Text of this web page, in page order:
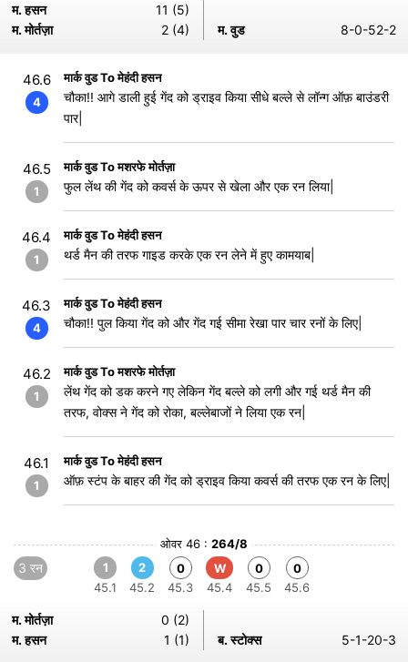
म. हसन
11 (5)
म. मोर्तज़ा
2 (4) म. वुड 8-0-52-2
46.6
4
मार्क वुड To मेहंदी हसन
चौका!! आगे डाली हुई गेंद को ड्राइव किया सीधे बल्ले से लॉन्ग ऑफ़ बाउंडरी
पार|
46.5
1
मार्क वुड To मशरफे मोर्तज़ा
फुल लेंथ की गेंद को कवर्स के ऊपर से खेला और एक रन लिया|
46.4
1
मार्क वुड To मेहंदी हसन
थर्ड मैन की तरफ गाइड करके एक रन लेने में हुए कामयाब|
46.3
4
मार्क वुड To मेहंदी हसन
चौका!! पुल किया गेंद को और गेंद गई सीमा रेखा पार चार रनों के लिए|
46.2
1
मार्क वुड To मशरफे मोर्तज़ा
लेंथ गेंद को डक करने गए लेकिन गेंद बल्ले को लगी और गई थर्ड मैन की
तरफ, वोक्स ने गेंद को रोका, बल्लेबाजों ने लिया एक रन|
46.1
1
मार्क वुड To मेहंदी हसन
ऑफ़ स्टंप के बाहर की गेंद को ड्राइव किया कवर्स की तरफ एक रन के लिए|
ओवर 46 : 264/8
3 रन
1
45.1
2
45.2
0
45.3
W
45.4
0
45.5
0
45.6
म. मोर्तज़ा
0 (2)
म. हसन
1 (1) ब. स्टोक्स 5-1-20-3